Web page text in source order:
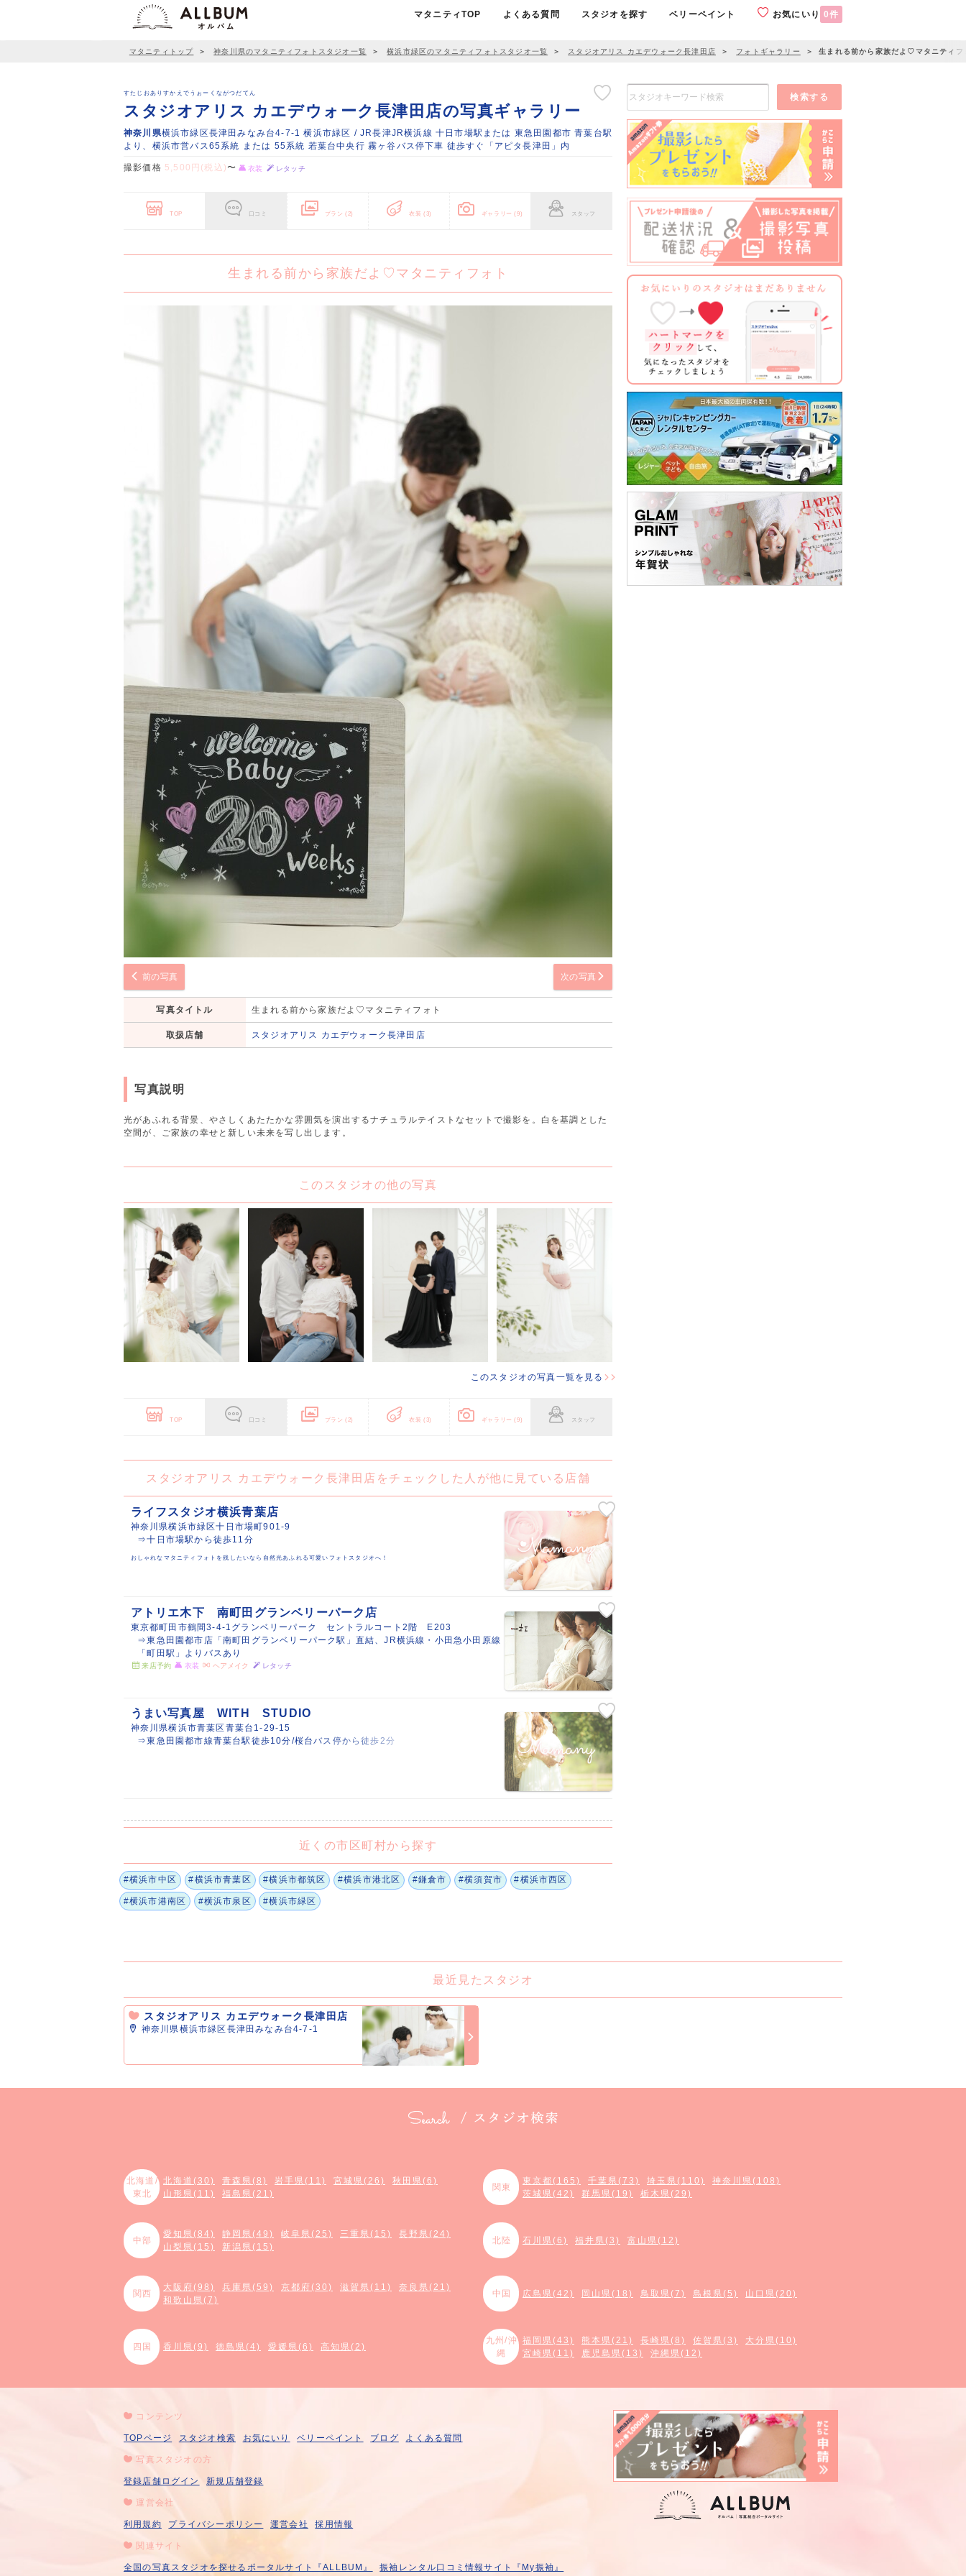
マタニティTOP よくある質問 スタジオを探す ベリーペイント お気にいり 0件
マタニティトップ ＞ 神奈川県のマタニティフォトスタジオ一覧 ＞ 横浜市緑区のマタニティフォトスタジオ一覧 ＞ スタジオアリス カエデウォーク長津田店 ＞ フォトギャラリー ＞ 生まれる前から家族だよ♡マタニティフ
すたじおありすかえでうぉーくながつだてん
スタジオアリス カエデウォーク長津田店の写真ギャラリー
神奈川県横浜市緑区長津田みなみ台4-7-1 横浜市緑区 / JR長津JR横浜線 十日市場駅または 東急田園都市 青葉台駅
より、横浜市営バス65系統 または 55系統 若葉台中央行 霧ヶ谷バス停下車 徒歩すぐ「アピタ長津田」内
撮影価格 5,500円(税込)〜 衣装 レタッチ
TOP 口コミ プラン(2) 衣装(3) ギャラリー(9) スタッフ
生まれる前から家族だよ♡マタニティフォト
前の写真 次の写真
写真タイトル 生まれる前から家族だよ♡マタニティフォト
取扱店舗 スタジオアリス カエデウォーク長津田店
写真説明
光があふれる背景、やさしくあたたかな雰囲気を演出するナチュラルテイストなセットで撮影を。白を基調とした
空間が、ご家族の幸せと新しい未来を写し出します。
このスタジオの他の写真
このスタジオの写真一覧を見る
TOP 口コミ プラン(2) 衣装(3) ギャラリー(9) スタッフ
スタジオアリス カエデウォーク長津田店をチェックした人が他に見ている店舗
ライフスタジオ横浜青葉店
神奈川県横浜市緑区十日市場町901-9
⇒十日市場駅から徒歩11分
おしゃれなマタニティフォトを残したいなら自然光あふれる可愛いフォトスタジオへ！
アトリエ木下 南町田グランベリーパーク店
東京都町田市鶴間3-4-1グランベリーパーク セントラルコート2階 E203
⇒東急田園都市店「南町田グランベリーパーク駅」直結、JR横浜線・小田急小田原線
「町田駅」よりバスあり
来店予約 衣装 ヘアメイク レタッチ
うまい写真屋 WITH STUDIO
神奈川県横浜市青葉区青葉台1-29-15
⇒東急田園都市線青葉台駅徒歩10分/桜台バス停から徒歩2分
近くの市区町村から探す
#横浜市中区 #横浜市青葉区 #横浜市都筑区 #横浜市港北区 #鎌倉市 #横須賀市 #横浜市西区
#横浜市港南区 #横浜市泉区 #横浜市緑区
検索する
最近見たスタジオ
スタジオアリス カエデウォーク長津田店
神奈川県横浜市緑区長津田みなみ台4-7-1
北海道/
東北
北海道(30) 青森県(8) 岩手県(11) 宮城県(26)
秋田県(6)
山形県(11)
福島県(21)
関東
東京都(165) 千葉県(73) 埼玉県(110)
神奈川県(108)
茨城県(42)
群馬県(19) 栃木県(29)
中部
愛知県(84) 静岡県(49) 岐阜県(25) 三重県(15)
長野県(24)
山梨県(15)
新潟県(15)
北陸 石川県(6) 福井県(3) 富山県(12)
関西
大阪府(98) 兵庫県(59) 京都府(30) 滋賀県(11)
奈良県(21)
和歌山県(7)
中国 広島県(42) 岡山県(18) 鳥取県(7) 島根県(5) 山口県(20)
四国 香川県(9) 徳島県(4) 愛媛県(6) 高知県(2)
九州/沖
縄
福岡県(43) 熊本県(21) 長崎県(8) 佐賀県(3)
大分県(10)
宮崎県(11)
鹿児島県(13) 沖縄県(12)
コンテンツ
TOPページ スタジオ検索 お気にいり ベリーペイント ブログ よくある質問
写真スタジオの方
登録店舗ログイン 新規店舗登録
運営会社
利用規約 プライバシーポリシー 運営会社 採用情報
関連サイト
全国の写真スタジオを探せるポータルサイト『ALLBUM』
振袖レンタル口コミ情報サイト『My振袖』